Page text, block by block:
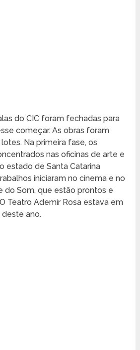
do CIC foram fechadas para
começar. As obras foram
Na primeira fase, os
nas oficinas de arte e
estado de Santa Catarina
iniciaram no cinema e no
do Som, que estão prontos e
Teatro Ademir Rosa estava em
ano.